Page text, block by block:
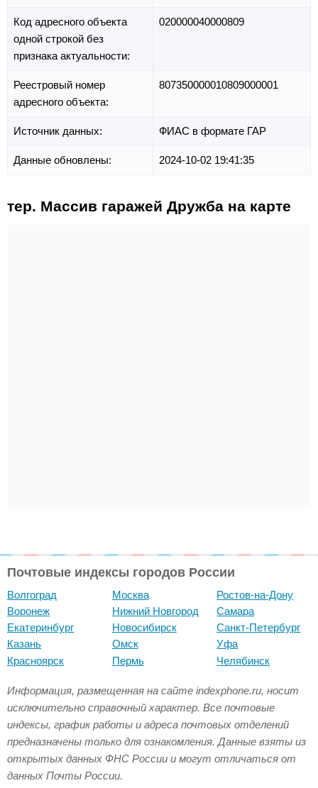
Код адресного объекта
одной строкой без
признака актуальности:
020000040000809
Реестровый номер
адресного объекта:
807350000010809000001
Источник данных: ФИАС в формате ГАР
Данные обновлены: 2024-10-02 19:41:35
тер. Массив гаражей Дружба на карте
Почтовые индексы городов России
Волгоград
Воронеж
Екатеринбург
Казань
Красноярск
Москва
Нижний Новгород
Новосибирск
Омск
Пермь
Ростов-на-Дону
Самара
Санкт-Петербург
Уфа
Челябинск
Информация, размещенная на сайте indexphone.ru, носит
исключительно справочный характер. Все почтовые
индексы, график работы и адреса почтовых отделений
предназначены только для ознакомления. Данные взяты из
открытых данных ФНС России и могут отличаться от
данных Почты России.